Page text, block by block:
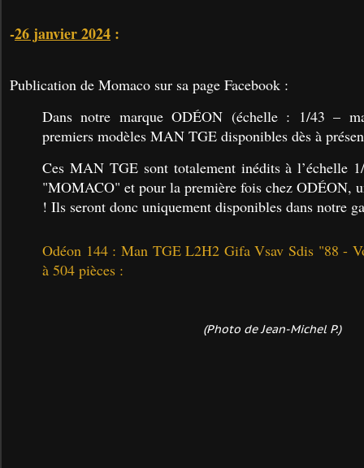
-26 janvier 2024 :
Publication de Momaco sur sa page Facebook :
Dans notre marque ODÉON (échelle : 1/43 –
premiers modèles MAN TGE disponibles dès à
Ces MAN TGE sont totalement inédits à l’échelle
"MOMACO" et pour la première fois chez ODÉON,
! Ils seront donc uniquement disponibles dans notre
Odéon 144 : Man TGE L2H2 Gifa Vsav Sdis "88 -
à 504 pièces :
(Photo de Jean-Michel P.)